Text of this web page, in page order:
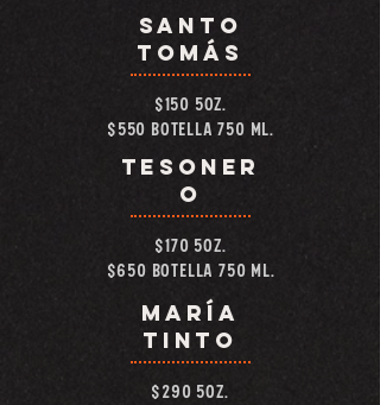
SANTO
TOMÁS
$150 5OZ.
$550 BOTELLA 750 ML.
tesoner
o
$170 5OZ.
$650 BOTELLA 750 ML.
maría
tinto
$290 5OZ.